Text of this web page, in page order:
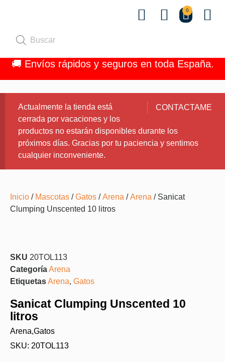
0
🚚 Envíos rápidos y seguros en toda España.
CONTACTAME
Actualmente la tienda está
cerrada por vacaciones y los
productos no estarán disponibles durante los
próximos días. Gracias por tu paciencia y sentimos
cualquier inconveniente.
Inicio / Mascotas /Gatos /Arena /Arena / Sanicat
Clumping Unscented 10 litros
SKU 20TOL113
CategoríaArena
EtiquetasArena, Gatos
Sanicat Clumping Unscented 10
litros
Arena,Gatos
SKU: 20TOL113